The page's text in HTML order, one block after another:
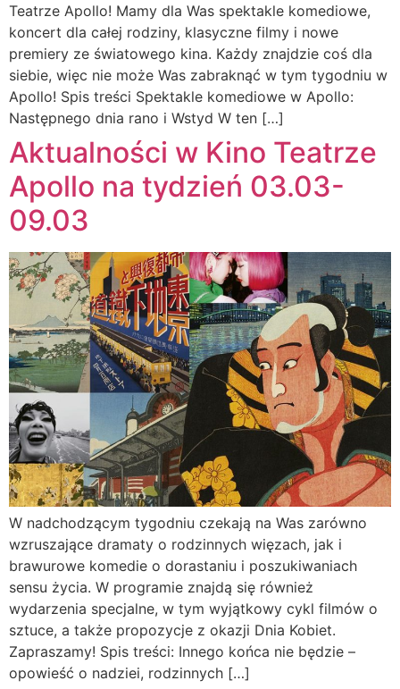
Teatrze Apollo! Mamy dla Was spektakle komediowe,
koncert dla całej rodziny, klasyczne filmy i nowe
premiery ze światowego kina. Każdy znajdzie coś dla
siebie, więc nie może Was zabraknąć w tym tygodniu w
Apollo! Spis treści Spektakle komediowe w Apollo:
Następnego dnia rano i Wstyd W ten […]
Aktualności w Kino Teatrze
Apollo na tydzień 03.03-
09.03
W nadchodzącym tygodniu czekają na Was zarówno
wzruszające dramaty o rodzinnych więzach, jak i
brawurowe komedie o dorastaniu i poszukiwaniach
sensu życia. W programie znajdą się również
wydarzenia specjalne, w tym wyjątkowy cykl filmów o
sztuce, a także propozycje z okazji Dnia Kobiet.
Zapraszamy! Spis treści: Innego końca nie będzie –
opowieść o nadziei, rodzinnych […]